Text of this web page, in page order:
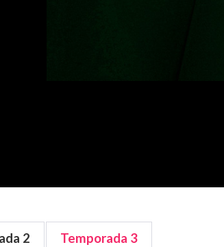
2 Temporada 3